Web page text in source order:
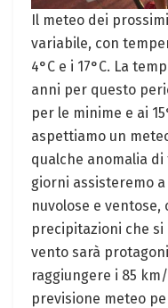
Il meteo dei
variabile, con
4°C e i 17°C. La
anni per questo
per le minime e ai
aspettiamo un
qualche anomalia
giorni assisteremo
nuvolose e
precipitazioni che si
vento sarà
raggiungere i 85
previsione meteo